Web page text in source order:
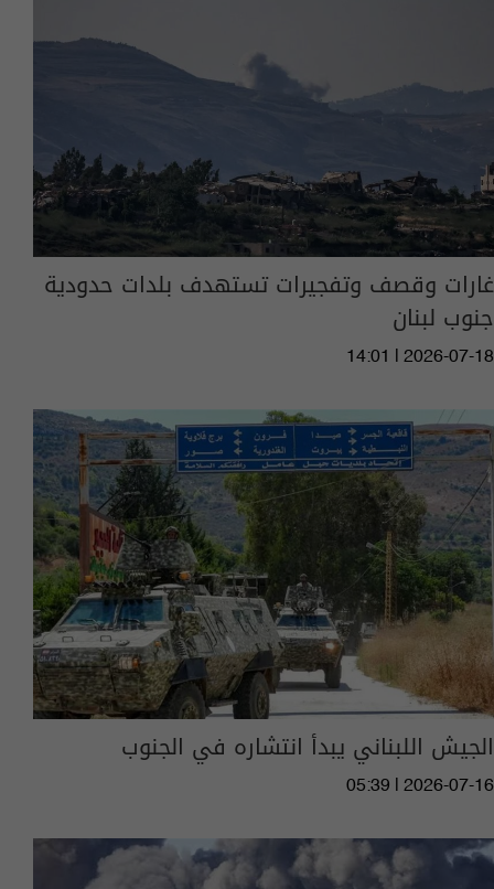
غارات وقصف وتفجيرات تستهدف بلدات حدودية
جنوب لبنان
14:01 | 2026-07-18
الجيش اللبناني يبدأ انتشاره في الجنوب
05:39 | 2026-07-16